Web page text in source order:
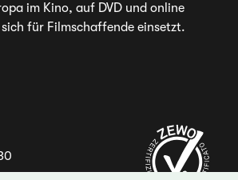
im Kino, auf DVD und online
für Filmschaffende einsetzt.